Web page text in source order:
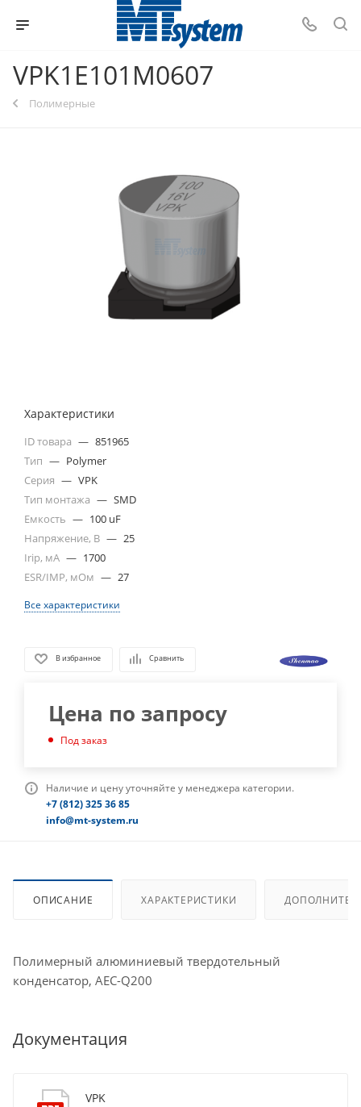
VPK1E101M0607
Полимерные
Характеристики
ID товара — 851965
Тип — Polymer
Серия — VPK
Тип монтажа — SMD
Емкость — 100 uF
Напряжение, В — 25
Irip, мА — 1700
ESR/IMP, мОм — 27
Все характеристики
В избранное Сравнить
Цена по запросу
Под заказ
Наличие и цену уточняйте у менеджера категории.
+7 (812) 325 36 85
info@mt-system.ru
ОПИСАНИЕ ХАРАКТЕРИСТИКИ
Полимерный алюминиевый твердотельный
конденсатор, AEC-Q200
Документация
VPK